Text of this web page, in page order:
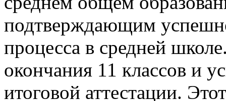
подтверждающим
процесса в средней
окончания 11 классов и
итоговой аттестации.